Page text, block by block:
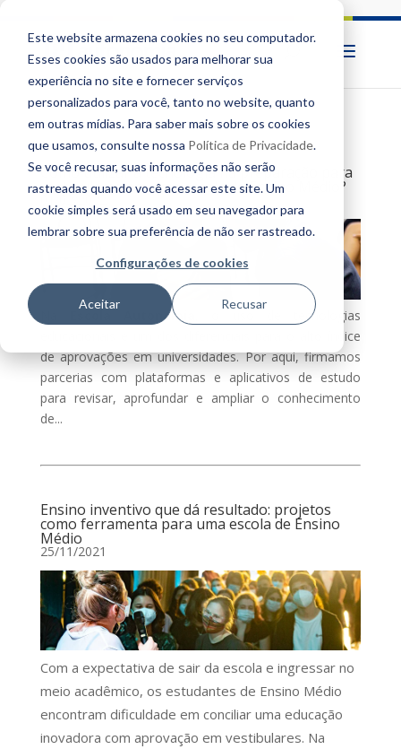
Este website armazena cookies no seu computador.
Esses cookies são usados ​​para melhorar sua
experiência no site e fornecer serviços
personalizados para você, tanto no website, quanto
em outras mídias. Para saber mais sobre os cookies
que usamos, consulte nossa Política de Privacidade.
Se você recusar, suas informações não serão
rastreadas quando você acessar este site. Um
cookie simples será usado em seu navegador para
lembrar sobre sua preferência de não ser rastreado.
Configurações de cookies
Aceitar Recusar
Como utilizar a tecnologia na preparação para
vestibulares em uma escola de Ensino Médio?
01/02/2022
Escola Autonomia
, o uso de tecnologias
educacionais é um dos diferenciais para o alto índice
de aprovações em universidades. Por aqui, firmamos
parcerias com plataformas e aplicativos de estudo
para revisar, aprofundar e ampliar o conhecimento
de...
Ensino inventivo que dá resultado: projetos
como ferramenta para uma escola de Ensino
Médio
25/11/2021
Com a expectativa de sair da escola e ingressar no
meio acadêmico, os estudantes de Ensino Médio
encontram dificuldade em conciliar uma educação
inovadora com aprovação em vestibulares. Na